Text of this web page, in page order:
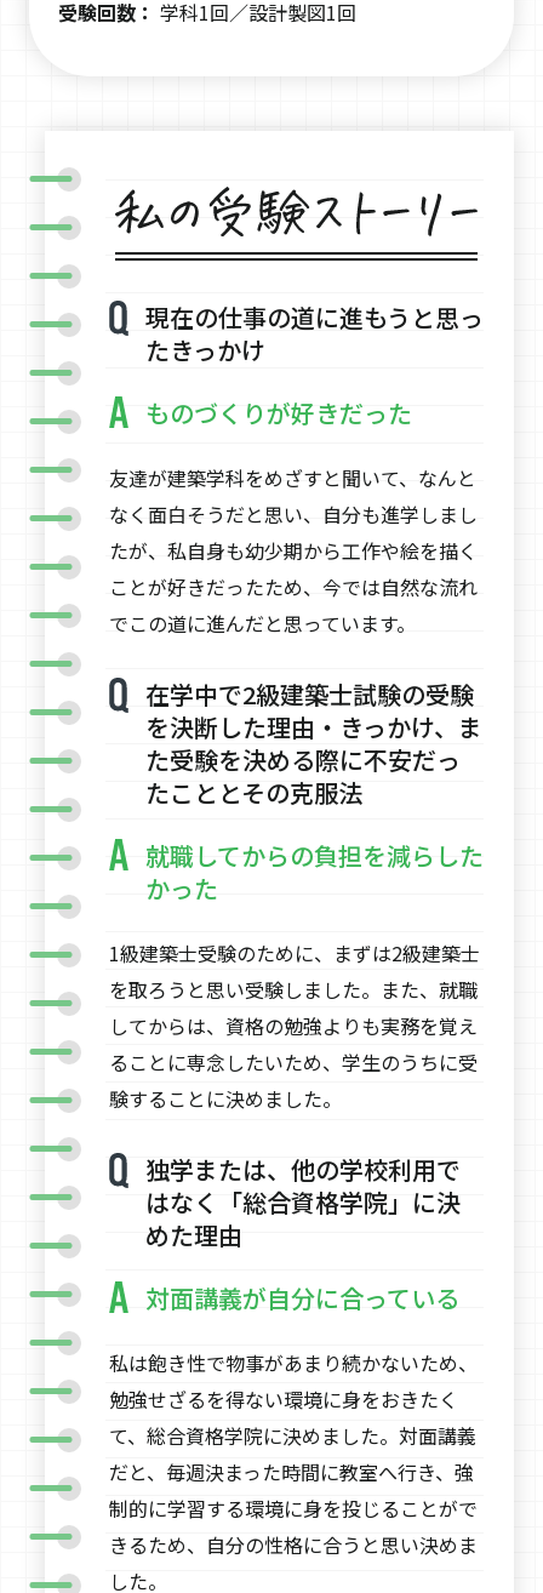
受験回数： 学科1回／設計製図1回
現在の仕事の道に進もうと思っ
たきっかけ
ものづくりが好きだった
友達が建築学科をめざすと聞いて、なんと
なく面白そうだと思い、自分も進学しまし
たが、私自身も幼少期から工作や絵を描く
ことが好きだったため、今では自然な流れ
でこの道に進んだと思っています。
在学中で2級建築士試験の受験
を決断した理由・きっかけ、ま
た受験を決める際に不安だっ
たこととその克服法
就職してからの負担を減らした
かった
1級建築士受験のために、まずは2級建築士
を取ろうと思い受験しました。また、就職
してからは、資格の勉強よりも実務を覚え
ることに専念したいため、学生のうちに受
験することに決めました。
独学または、他の学校利用で
はなく「総合資格学院」に決
めた理由
対面講義が自分に合っている
私は飽き性で物事があまり続かないため、
勉強せざるを得ない環境に身をおきたく
て、総合資格学院に決めました。対面講義
だと、毎週決まった時間に教室へ行き、強
制的に学習する環境に身を投じることがで
きるため、自分の性格に合うと思い決めま
した。